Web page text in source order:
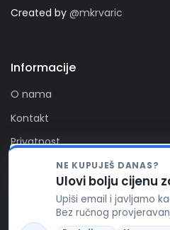
NE KUPUJEŠ DANAS?
Ulovi bolju cijenu
Upiši email i javljamo
Bez ručnog
Created by @mkrvaric
Informacije
O nama
Kontakt
Privatnost
Zaprati nas
Kolačići
FitAlert poštuje vašu privatnost.
kolačiće za funkcionalnost
boljeg korisničkog iskustva,